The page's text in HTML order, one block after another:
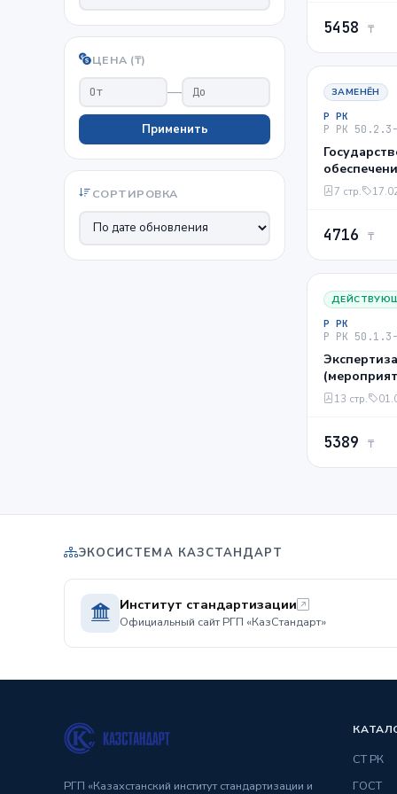
ЦЕНА (₸)
—
Применить
СОРТИРОВКА
Введен
5458 ₸
ЗАМЕНЁН
Р РК
Р РК 50.2.3-
7 стр.
4716 ₸
Р РК
Р РК 50.1.3-
программ.
13 стр.
5389 ₸
ЭКОСИСТЕМА КАЗСТАНДАРТ
Институт стандартизации
Официальный сайт РГП «КазСтандарт»
РГП «Казахстанский институт стандартизации и
СТ РК
ГОСТ